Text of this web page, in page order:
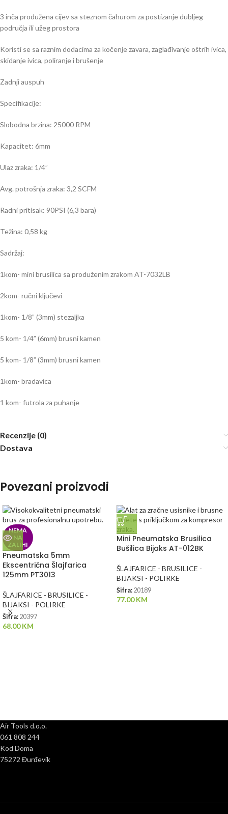
3 inča produžena cijev sa steznom čahurom za postizanje dubljeg
područja ili užeg prostora
Koristi se sa raznim dodacima za kočenje zavara, zaglađivanje oštrih ivica,
skidanje ivica, poliranje i brušenje
Zadnji auspuh
Specifikacije:
Slobodna brzina: 25000 RPM
Kapacitet: 6mm
Ulaz zraka: 1/4”
Avg. potrošnja zraka: 3,2 SCFM
Radni pritisak: 90PSI (6,3 bara)
Težina: 0,58 kg
Sadržaj:
1kom- mini brusilica sa produženim zrakom AT-7032LB
2kom- ručni ključevi
1kom- 1/8” (3mm) stezaljka
5 kom- 1/4” (6mm) brusni kamen
5 kom- 1/8” (3mm) brusni kamen
1kom- bradavica
1 kom- futrola za puhanje
Recenzije (0)
Dostava
Povezani proizvodi
NEMA
NA
ZALIHI
Pneumatska 5mm
Ekscentrična Šlajfarica
125mm PT3013
ŠLAJFARICE - BRUSILICE -
BIJAKSI - POLIRKE
Šifra: 20397
68.00KM
Mini Pneumatska Brusilica
Bušilica Bijaks AT-012BK
ŠLAJFARICE - BRUSILICE -
BIJAKSI - POLIRKE
Šifra: 20189
77.00KM
Air Tools d.o.o.
061 808 244
Kod Doma
75272 Đurđevik